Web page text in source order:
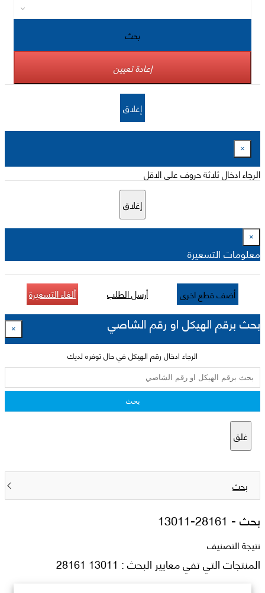
بحث
إعادة تعيين
إغلاق
×
الرجاء ادخال ثلاثة حروف على الاقل
إغلاق
×
معلومات التسعيرة
أضف قطع اخرى أرسل الطلب ألغاء التسعيرة
بحث برقم الهيكل او رقم الشاصي ×
الرجاء ادخال رقم الهيكل في حال توفره لديك
بحث
غلق
بحث
بحث - 13011-28161
نتيجة التصنيف
المنتجات التي تفي معايير البحث : 13011 28161